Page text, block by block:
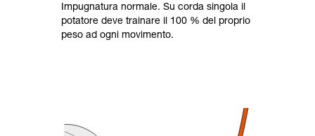
Impugnatura normale. Su corda singola il
potatore deve trainare il 100 % del proprio
peso ad ogni movimento.